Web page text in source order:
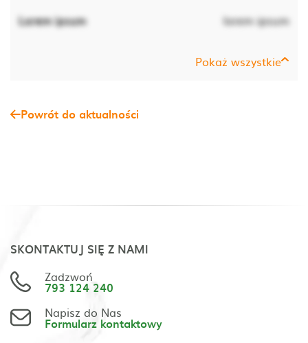
Lorem ipsum lorem ipsum
Pokaż wszystkie
Powrót do aktualności
SKONTAKTUJ SIĘ Z NAMI
Zadzwoń
793 124 240
Napisz do Nas
Formularz kontaktowy